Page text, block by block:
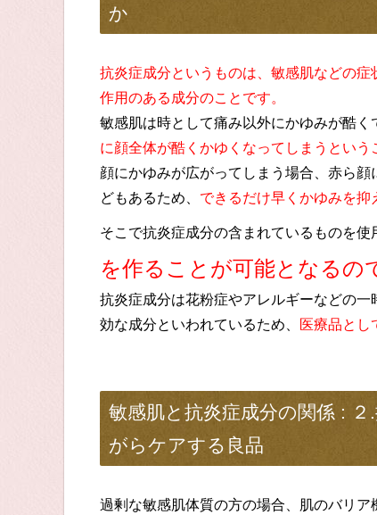
か
抗炎症成分というものは、敏感肌などの
作用のある成分のことです。
敏感肌は時として痛み以外にかゆみが酷く
に顔全体が酷くかゆくなってしまうという
顔にかゆみが広がってしまう場合、赤ら
どもあるため、 できるだけ早くかゆみを抑
そこで抗炎症成分の含まれているものを使
を作ることが可能となるの
抗炎症成分は花粉症やアレルギーなどの
効な成分といわれているため、
医療品とし
敏感肌と抗炎症成分の関係 :
がらケアする良品
過剰な敏感肌体質の方の場合、肌のバリア